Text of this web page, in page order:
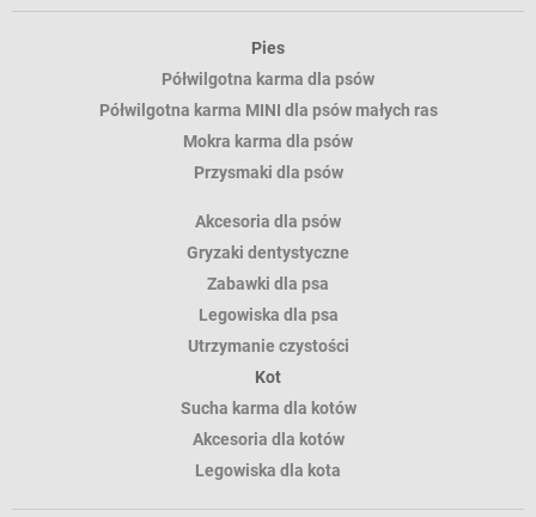
Pies
Półwilgotna karma dla psów
Półwilgotna karma MINI dla psów małych ras
Mokra karma dla psów
Przysmaki dla psów
Akcesoria dla psów
Gryzaki dentystyczne
Zabawki dla psa
Legowiska dla psa
Utrzymanie czystości
Kot
Sucha karma dla kotów
Akcesoria dla kotów
Legowiska dla kota